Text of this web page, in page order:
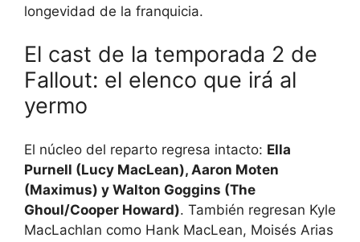
longevidad de la franquicia.
El cast de la temporada 2 de
Fallout: el elenco que irá al
yermo
El núcleo del reparto regresa intacto: Ella
Purnell (Lucy MacLean), Aaron Moten
(Maximus) y Walton Goggins (The
Ghoul/Cooper Howard). También regresan Kyle
MacLachlan como Hank MacLean, Moisés Arias